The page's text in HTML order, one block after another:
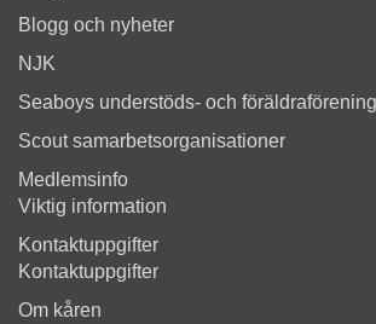
Blogg och nyheter
NJK
Seaboys understöds- och
Scout samarbetsorganisationer
Medlemsinfo
Viktig information
Kontaktuppgifter
Kontaktuppgifter
Om kåren